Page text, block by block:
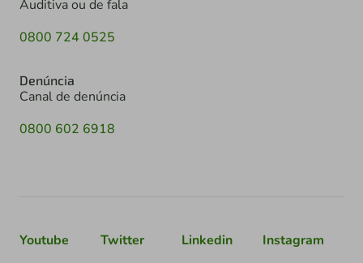
Auditiva ou de fala
0800 724 0525
Denúncia
Canal de denúncia
0800 602 6918
Youtube Twitter Linkedin Instagram